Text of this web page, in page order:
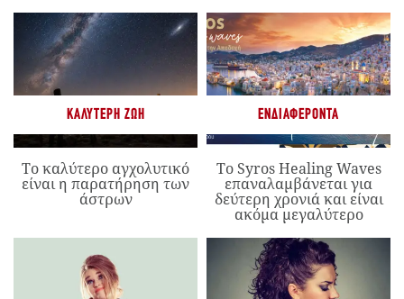
ΚΑΛΎΤΕΡΗ ΖΩΉ
Το καλύτερο αγχολυτικό
είναι η παρατήρηση των
άστρων
ΕΝΔΙΑΦΈΡΟΝΤΑ
Το Syros Healing Waves
επαναλαμβάνεται για
δεύτερη χρονιά και είναι
ακόμα μεγαλύτερο